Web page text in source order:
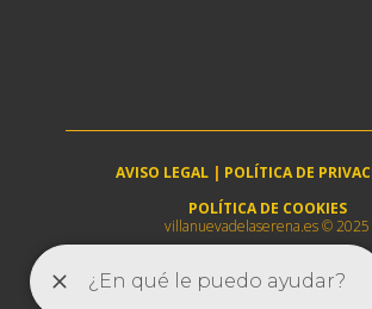
AVISO LEGAL | POLÍTICA DE
POLÍTICA DE COOKIES
villanuevadelaserena.es © 2025